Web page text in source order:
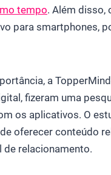
tempo. Além disso,
para smartphones,
a
fizeram uma
os aplicativos. O
oferecer conteúdo
de relacionamento.